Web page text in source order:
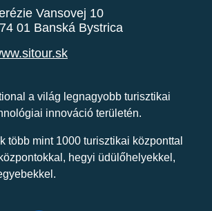
Vansovej 10
01 Banská Bystrica
a világ legnagyobb turisztikai
innováció területén.
több mint 1000 turisztikai központtal
hegyi üdülőhelyekkel,